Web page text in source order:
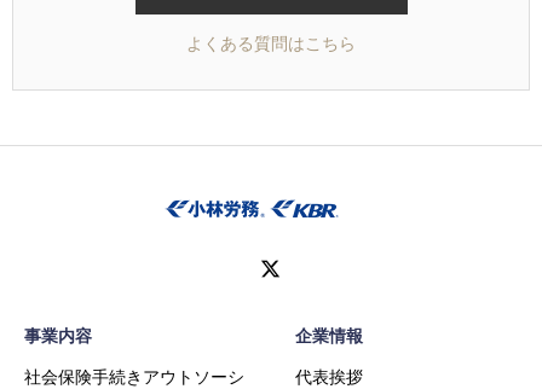
よくある質問はこちら
事業内容
社会保険手続きアウトソーシ
企業情報
代表挨拶